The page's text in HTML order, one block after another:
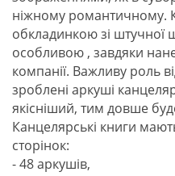
ніжному романтичному.
обкладинкою зі штучної
особливою , завдяки
компанії. Важливу роль
зроблені аркуші
якісніший, тим довше
Канцелярські книги
сторінок:
- 48 аркушів,